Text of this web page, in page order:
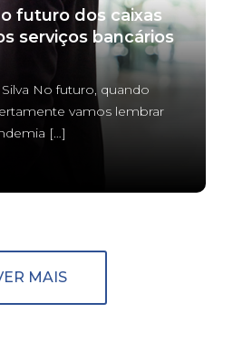
futuro dos caixas
serviços bancários
No futuro, quando
vamos lembrar
[…]
MAIS